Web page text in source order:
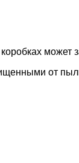
может
от